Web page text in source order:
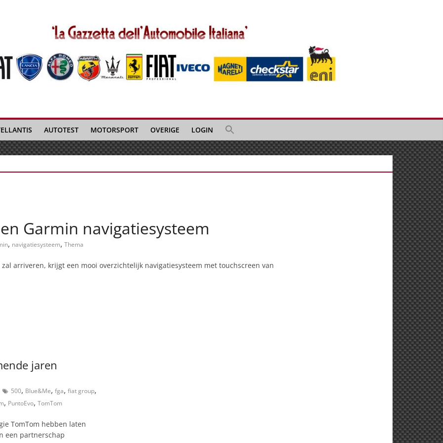
AUTOTEST MOTORSPORT OVERIGE LOGIN
Garmin navigatiesysteem
, navigatiesysteem, Thema
arriveren, krijgt een mooi overzichtelijk navigatiesysteem met touchscreen van
jaren
500, Blue&Me, fga, fiat group,
, PuntoEvo, TomTom
TomTom hebben laten
een partnerschap